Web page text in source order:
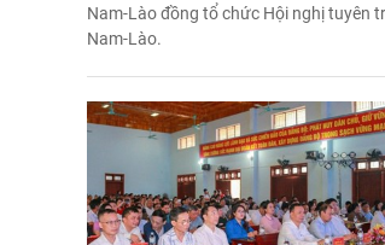
Nam-Lào đồng tổ chức Hội nghị tuyên
Nam-Lào.